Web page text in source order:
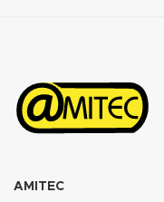
AMITEC